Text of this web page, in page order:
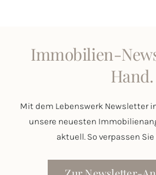
Immobilien-
Hand.
Mit dem Lebenswerk Newsletter
unsere neuesten
aktuell. So verpassen